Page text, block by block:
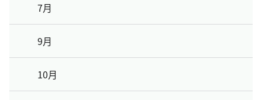
7月
9月
10月